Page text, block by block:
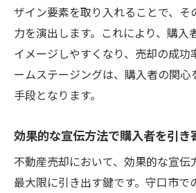
ザイン要素を取り入れることで、そ
力を演出します。これにより、購入
イメージしやすくなり、売却の成功
ームステージングは、購入者の関
手段となります。
効果的な宣伝方法で購入者を引き
不動産売却において、効果的な宣伝
最大限に引き出す鍵です。守口市で